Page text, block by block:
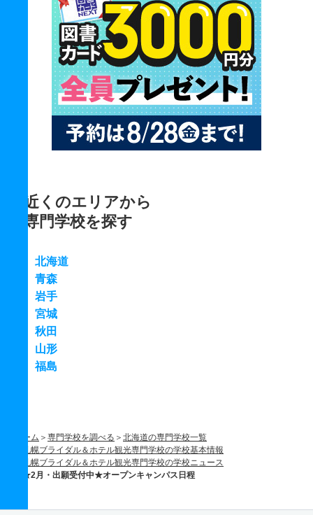
近くのエリアから
専門学校を探す
北海道
青森
岩手
宮城
秋田
山形
福島
ホーム 専門学校を調べる
北海道の専門学校一覧
札幌ブライダル＆ホテル観光専門学校の学校基本情報
札幌ブライダル＆ホテル観光専門学校の学校ニュース
★2月・出願受付中★オープンキャンパス日程